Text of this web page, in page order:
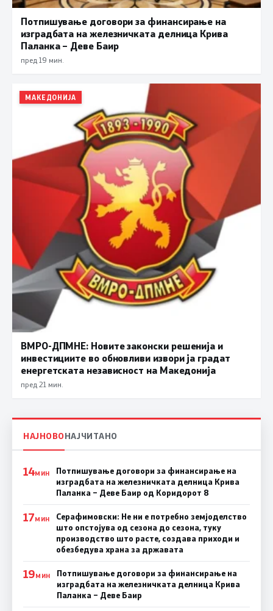
Потпишување договори за финансирање на
изградбата на железничката делница Крива
Паланка – Деве Баир
пред 19 мин.
МАКЕДОНИЈА
ВМРО-ДПМНЕ: Новите законски решенија и
инвестициите во обновливи извори ја градат
енергетската независност на Македонија
пред 21 мин.
НАЈНОВОНАЈЧИТАНО
14МИН
Потпишување договори за финансирање на
изградбата на железничката делница Крива
Паланка – Деве Баир од Коридорот 8
17МИН
Серафимовски: Не ни е потребно земјоделство
што опстојува од сезона до сезона, туку
производство што расте, создава приходи и
обезбедува храна за државата
19МИН
Потпишување договори за финансирање на
изградбата на железничката делница Крива
Паланка – Деве Баир